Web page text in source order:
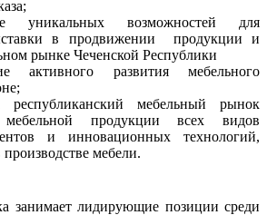
уникальных возможностей для
в продвижении продукции и
рынке Чеченской Республики
активного развития мебельного
республиканский мебельный рынок
мебельной продукции всех видов
и инновационных технологий,
мебели.
занимает лидирующие позиции среди